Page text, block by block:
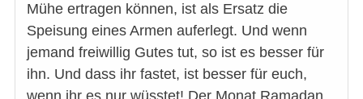
Mühe ertragen können, ist als Ersatz die
Speisung eines Armen auferlegt. Und wenn
jemand freiwillig Gutes tut, so ist es besser für
ihn. Und dass ihr fastet, ist besser für euch,